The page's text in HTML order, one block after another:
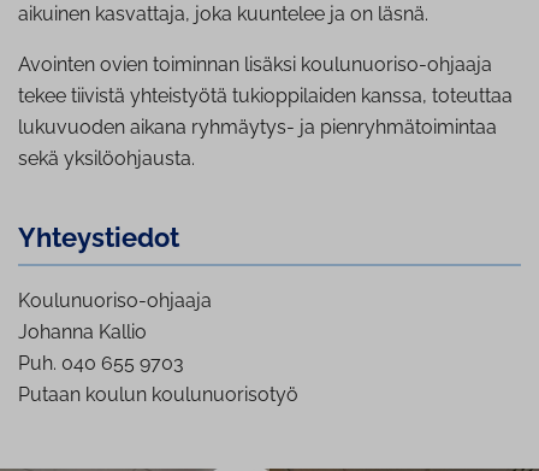
aikuinen kasvattaja, joka kuuntelee ja on läsnä.
Avointen ovien toiminnan lisäksi koulunuoriso-ohjaaja
tekee tiivistä yhteistyötä tukioppilaiden kanssa, toteuttaa
lukuvuoden aikana ryhmäytys- ja pienryhmätoimintaa
sekä yksilöohjausta.
Yh­teys­tie­dot
Koulunuoriso-ohjaaja
Johanna Kallio
Puh. 040 655 9703
Putaan koulun koulunuorisotyö